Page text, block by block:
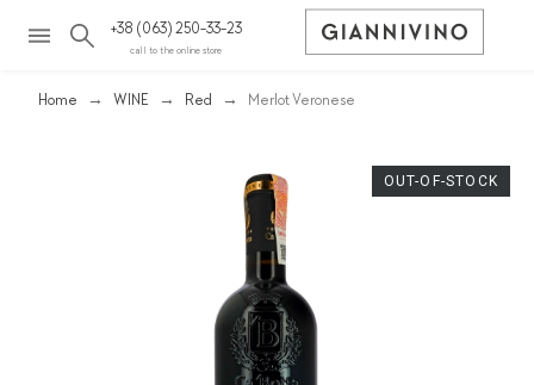
+38 (063) 250-33-23
call to the online store
Home WINE Red Merlot Veronese
OUT-OF-STOCK